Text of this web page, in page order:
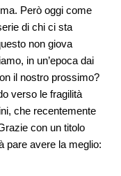
Però oggi come
di chi ci sta
non giova
in un’epoca dai
il nostro prossimo?
verso le fragilità
che recentemente
con un titolo
pare avere la meglio: